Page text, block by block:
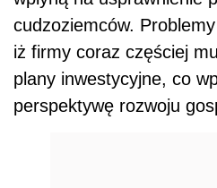
cudzoziemców.
iż firmy coraz częściej
plany inwestycyjne, co
perspektywę rozwoju